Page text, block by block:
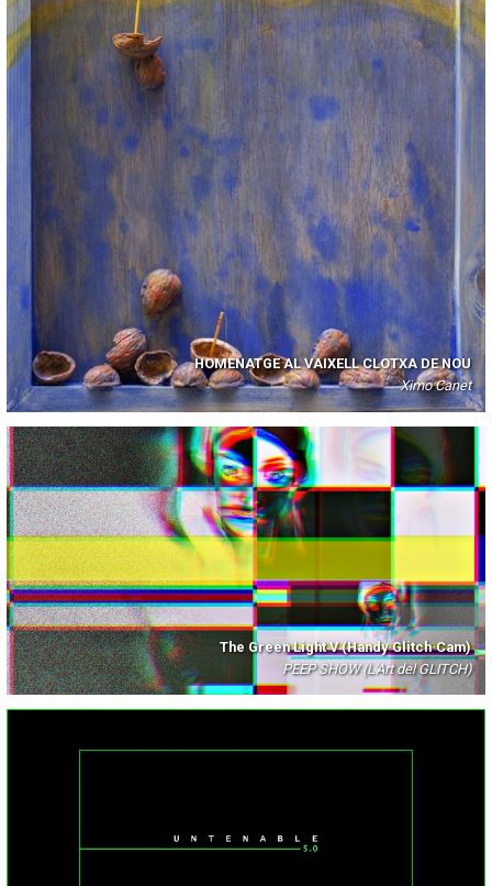
HOMENATGE AL VAIXELL CLOTXA DE NOU
Ximo Canet
The Green Light V (Handy·Glitch·Cam)
PEEP SHOW (L'Art del GLITCH)